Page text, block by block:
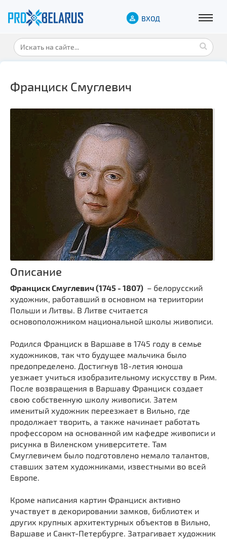
ВХОД
Франциск Смуглевич
Описание
Франциск Смуглевич (1745 - 1807) – белорусский
художник, работавший в основном на териитории
Польши и Литвы. В Литве считается
основоположником национальной школы живописи.
Родился Франциск в Варшаве в 1745 году в семье
художников, так что будущее мальчика было
предопределено. Достигнув 18-летия юноша
уезжает учиться изобразительному искусству в Рим.
После возвращения в Варшаву Франциск создает
свою собственную школу живописи. Затем
именитый художник переезжает в Вильно, где
продолжает творить, а также начинает работать
профессором на основанной им кафедре живописи и
рисунка в Виленском университете. Там
Смуглевичем было подготовлено немало талантов,
ставших затем художниками, известными во всей
Европе.
Кроме написания картин Франциск активно
участвует в декорировании замков, библиотек и
других крупных архитектурных объектов в Вильно,
Варшаве и Санкт-Петербурге. Затрагивает художник